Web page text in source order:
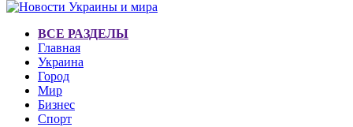
ВСЕ РАЗДЕЛЫ
Главная
Украина
Город
Мир
Бизнес
Спорт